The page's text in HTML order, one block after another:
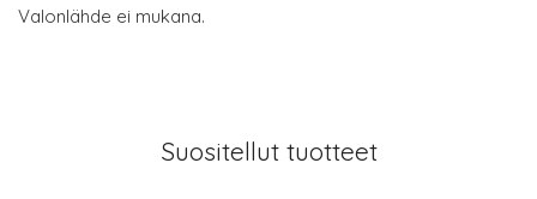
Valonlähde ei mukana.
Suositellut tuotteet